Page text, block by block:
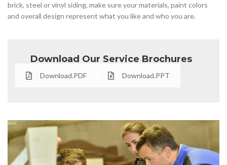
brick, steel or vinyl siding, make sure your materials, paint colors
and overall design represent what you like and who you are.
Download Our Service Brochures
Download.PDF Download.PPT